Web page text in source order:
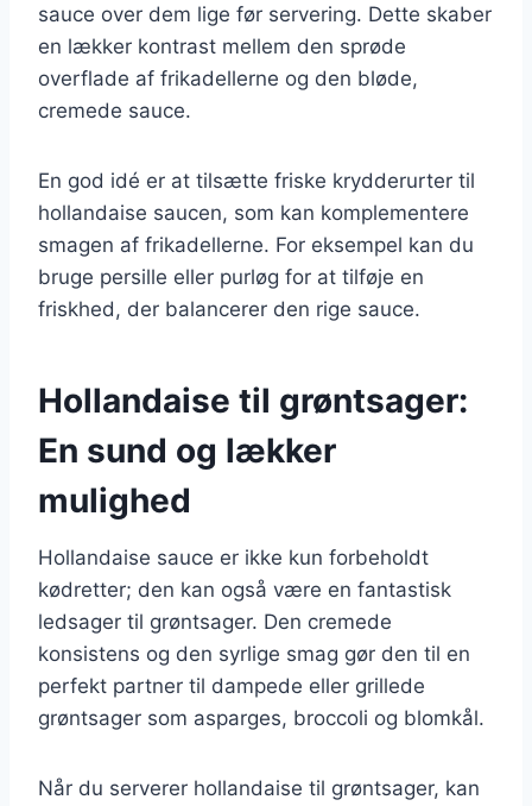
sauce over dem lige før servering. Dette skaber
en lækker kontrast mellem den sprøde
overflade af frikadellerne og den bløde,
cremede sauce.
En god idé er at tilsætte friske krydderurter til
hollandaise saucen, som kan komplementere
smagen af frikadellerne. For eksempel kan du
bruge persille eller purløg for at tilføje en
friskhed, der balancerer den rige sauce.
Hollandaise til grøntsager:
En sund og lækker
mulighed
Hollandaise sauce er ikke kun forbeholdt
kødretter; den kan også være en fantastisk
ledsager til grøntsager. Den cremede
konsistens og den syrlige smag gør den til en
perfekt partner til dampede eller grillede
grøntsager som asparges, broccoli og blomkål.
Når du serverer hollandaise til grøntsager, kan